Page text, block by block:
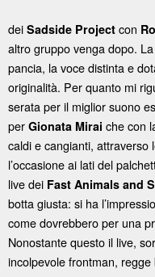
dei Sadside Project con
altro gruppo venga dopo.
pancia, la voce distinta e
originalità. Per quanto mi
serata per il miglior suono
per Gionata Mirai che con
caldi e cangianti, attraverso
l’occasione ai lati del
live dei Fast Animals and
botta giusta: si ha
come dovrebbero per una
Nonostante questo il live,
incolpevole frontman, regge